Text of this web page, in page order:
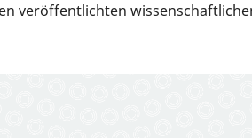
veröffentlichten